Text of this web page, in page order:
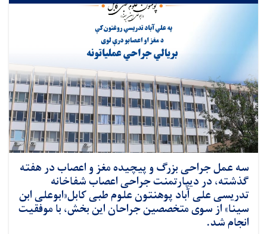
سه عمل جراحی بزرگ و پیچیده مغز و اعصاب در هفته
گذشته، در دیپارتمنت جراحی اعصاب شفاخانه
تدریسی علی آباد پوهنتون علوم طبی کابل«ابوعلی ابن
سینا» از سوی متخصصین جراحان این بخش، با موفقیت
انجام شد.